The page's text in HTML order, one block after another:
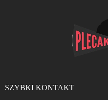
SZYBKI KONTAKT